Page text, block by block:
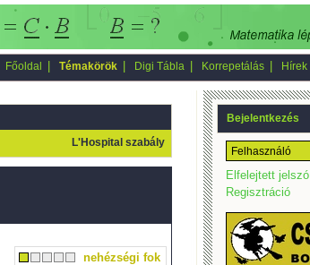
Főoldal Témakörök Digi Tábla Korrepetálás Hírek
L'Hospital szabály
nehézségi fok
Bejelentkezés
Elfelejtett jelszó
Regisztráció